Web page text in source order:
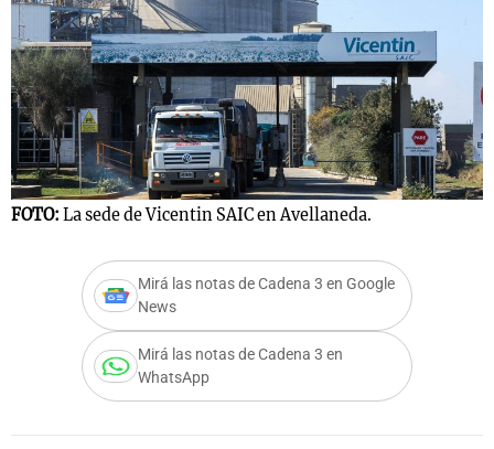
FOTO: La sede de Vicentin SAIC en Avellaneda.
Mirá las notas de Cadena 3 en Google
News
Mirá las notas de Cadena 3 en
WhatsApp
Mundial 2026
Notas
La Sole en
Cadena 3